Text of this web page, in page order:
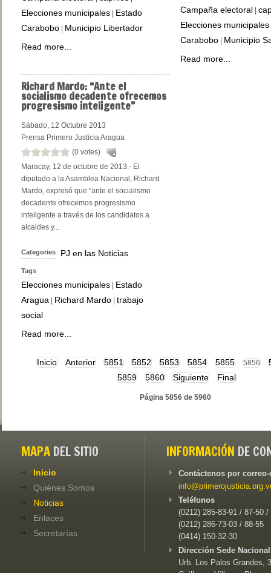
Elecciones municipales | Estado
Carabobo | Municipio Libertador
Read more...
Campaña electoral |
Elecciones municipales
Carabobo | Municipio
Read more...
RichardMardo: “Ante el
socialismo decadente ofrecemos
progresismo inteligente”
Sábado, 12 Octubre 2013
Prensa Primero Justicia Aragua
(0 votes)
Maracay, 12 de octubre de 2013.- El
diputado a la Asamblea Nacional, Richard
Mardo, expresó que “ante el socialismo
decadente ofrecemos progresismo
inteligente a través de los candidatos a
alcaldes y...
Categories PJ en las Noticias
Tags
Elecciones municipales
Estado
Aragua
Richard Mardo trabajo
social
Read more...
Inicio Anterior 5851 5852 5853 5854 5855 5856
5859
5860 Siguiente Final
Página 5856 de 5960
MAPA DEL SITIO
Inicio
Quiénes Somos
Noticias
Enlaces
Secretarías
INFORMACIÓN DE
Contáctenos por
Teléfonos
(0212) 285-83-91 / 87-50 /
(0212) 286-73-03 / 88-55
(0414) 150-32-30
Dirección Sede
Urb. Los Palos Grandes,